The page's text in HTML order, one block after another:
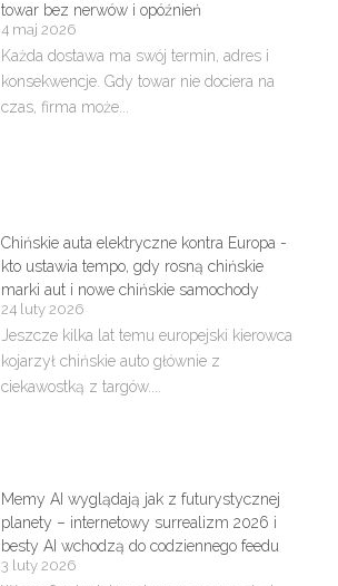
towar bez nerwów i opóźnień
4 maj 2026
Każda dostawa ma swój termin, adres i
konsekwencje. Gdy towar nie dociera na
czas, firma może...
Chińskie auta elektryczne kontra Europa -
kto ustawia tempo, gdy rosną chińskie
marki aut i nowe chińskie samochody
24 luty 2026
Jeszcze kilka lat temu europejski kierowca
kojarzył chińskie auto głównie z
ciekawostką z targów....
Memy AI wyglądają jak z futurystycznej
planety – internetowy surrealizm 2026 i
besty AI wchodzą do codziennego feedu
3 luty 2026